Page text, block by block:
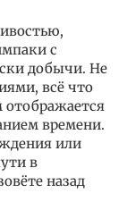
с
добычи. Не
всё что
отображается
времени.
или
в
назад